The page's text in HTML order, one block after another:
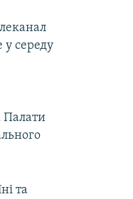
середу
Палати
та